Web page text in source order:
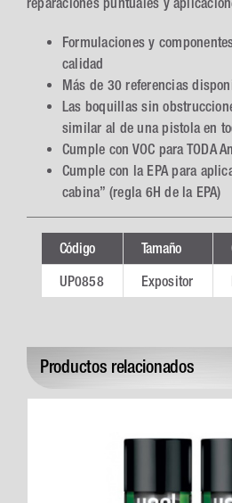
Formulaciones y
calidad
Más de 30 referencias
Las boquillas sin
similar al de una pistola en
Cumple con VOC para TODA
Cumple con la EPA para
cabina” (regla 6H de la EPA)
Código Tamaño
UP0858 Expositor
Productos relacionados